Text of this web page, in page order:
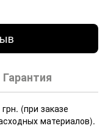
Гарантия
(при заказе
материалов).